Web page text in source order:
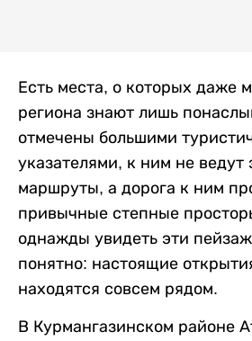
Есть места, о которых даже
региона знают лишь
отмечены большими
указателями, к ним не ведут
маршруты, а дорога к ним
привычные степные
однажды увидеть эти
понятно: настоящие
находятся совсем рядом.
В Курмангазинском районе